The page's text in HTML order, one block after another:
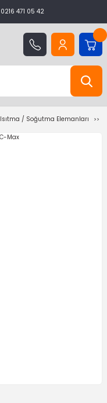
0216 471 05 42
Isıtma / Soğutma Elemanları